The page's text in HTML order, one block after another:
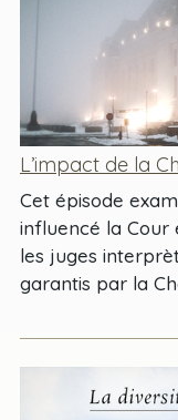
L’impact de la
Cet épisode
influencé la Cour
les juges
garantis par la